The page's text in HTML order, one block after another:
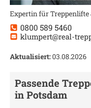
Expertin für Treppenlifte
0800 589 5460
klumpert@real-
Aktualisiert:03.08.2026
Passende
inPotsdam